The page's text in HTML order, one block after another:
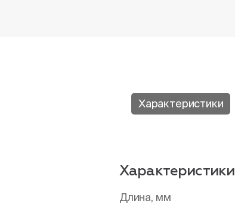
Характеристики
Характеристики
Длина, мм